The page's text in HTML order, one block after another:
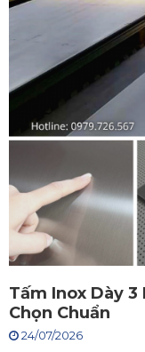
Tấm Inox Dày 3
Chọn Chuẩn
24/07/2026